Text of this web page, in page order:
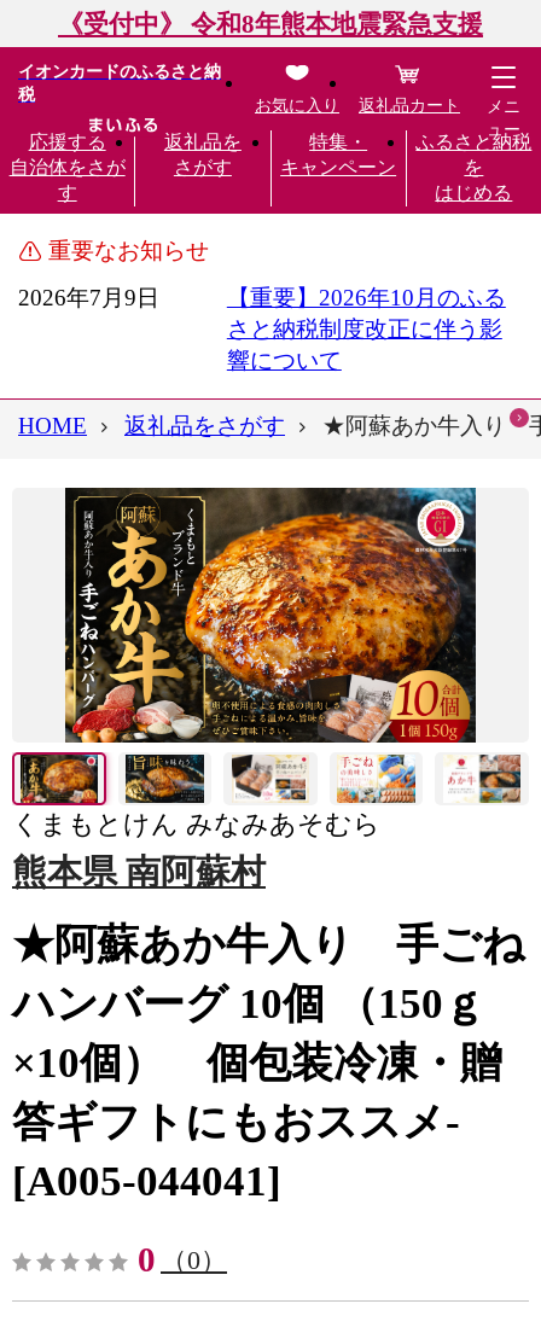
《受付中》 令和8年熊本地震緊急支援
イオンカードのふるさと納
税
応援する
自治体をさが
す
返礼品を
さがす
特集・
キャンペーン
ふるさと納税
を
はじめる
お気に入り 返礼品カート
メニ
ュー
重要なお知らせ
2026年7月9日
【重要】2026年10月のふる
さと納税制度改正に伴う影
響について
HOME 返礼品をさがす ★阿蘇あか牛入り
くまもとけん みなみあそむら
熊本県 南阿蘇村
★阿蘇あか牛入り 手ごね
ハンバーグ 10個 （150ｇ
×10個） 個包装冷凍・贈
答ギフトにもおススメ-
[A005-044041]
0 （0）